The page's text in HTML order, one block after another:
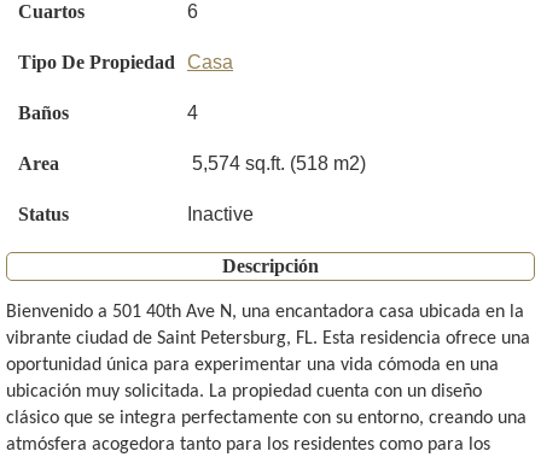
Cuartos 6
Tipo De Propiedad Casa
Baños 4
Area 5,574 sq.ft. (518 m2)
Status Inactive
Descripción
Bienvenido a 501 40th Ave N, una encantadora casa ubicada en la
vibrante ciudad de Saint Petersburg, FL. Esta residencia ofrece una
oportunidad única para experimentar una vida cómoda en una
ubicación muy solicitada. La propiedad cuenta con un diseño
clásico que se integra perfectamente con su entorno, creando una
atmósfera acogedora tanto para los residentes como para los